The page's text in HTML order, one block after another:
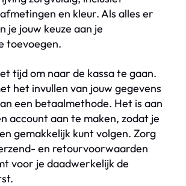
en kleur. Als alles er
je jouw keuze aan je
toevoegen.
tijd om naar de kassa te gaan.
het invullen van jouw gegevens
een betaalmethode. Het is aan
account aan te maken, zodat je
gemakkelijk kunt volgen. Zorg
en retourvoorwaarden
voor je daadwerkelijk de